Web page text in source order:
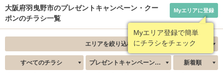
大阪府羽曳野市のプレゼントキャンペーン・クー
ポンのチラシ一覧
Myエリア登録で簡単
にチラシをチェック
Myエリアに登録
エリアを絞り込む
すべてのチラシ プレゼントキャンペーン・クーポン 新着順